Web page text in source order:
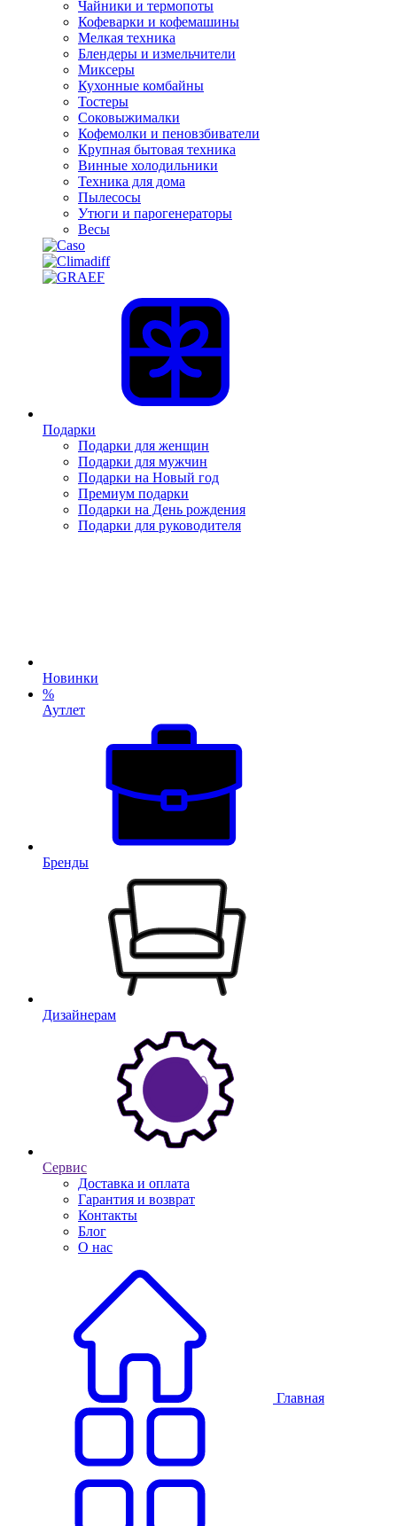
Чайники и термопоты
Кофеварки и кофемашины
Мелкая техника
Блендеры и измельчители
Миксеры
Кухонные комбайны
Тостеры
Соковыжималки
Кофемолки и пеновзбиватели
Крупная бытовая техника
Винные холодильники
Техника для дома
Пылесосы
Утюги и парогенераторы
Весы
Подарки
Подарки для женщин
Подарки для мужчин
Подарки на Новый год
Премиум подарки
Подарки на День рождения
Подарки для руководителя
Новинки
%
Аутлет
Бренды
Дизайнерам
Сервис
Доставка и оплата
Гарантия и возврат
Контакты
Блог
О нас
Главная